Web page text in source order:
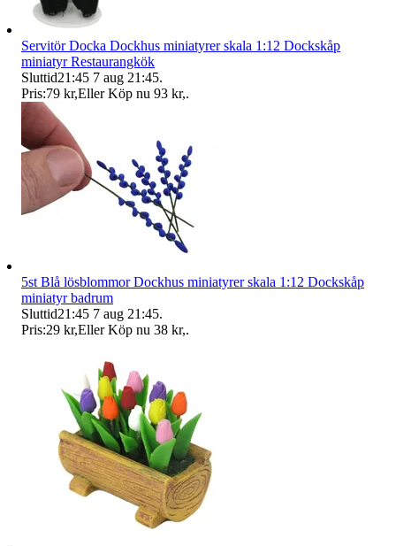
Servitör Docka Dockhus miniatyrer skala 1:12 Dockskåp
miniatyr Restaurangkök
Sluttid21:45 7 aug 21:45.
Pris:79 kr,Eller Köp nu 93 kr,.
5st Blå lösblommor Dockhus miniatyrer skala 1:12 Dockskåp
miniatyr badrum
Sluttid21:45 7 aug 21:45.
Pris:29 kr,Eller Köp nu 38 kr,.